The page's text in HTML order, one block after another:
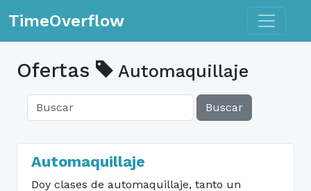
TimeOverflow Toggle
Ofertas Automaquillaje
Buscar
Automaquillaje
Doy clases de automaquillaje, tanto un